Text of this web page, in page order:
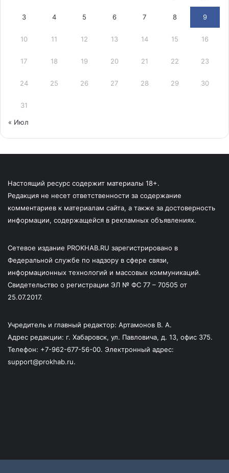
3 4 5 6 7 8 9
10 11 12 13 14 15 16
17 18 19 20 21 22 23
24 25 26 27 28 29 30
31
« Июл
Настоящий ресурс содержит материалы 18+.
Редакция не несет ответственности за содержание
комментариев к материалам сайта, а также за достоверность
информации, содержащейся в рекламных объявлениях.
Сетевое издание PROKHAB.RU зарегистрировано в
Федеральной службе по надзору в сфере связи,
информационных технологий и массовых коммуникаций.
Свидетельство о регистрации ЭЛ № ФС 77 – 70505 от
25.07.2017.
Учредитель и главный редактор: Артамонов В. А.
Адрес редакции: г. Хабаровск, ул. Павловича, д. 13, офис 375.
Телефон: +7-962-677-56-00. Электронный адрес:
support@prokhab.ru.